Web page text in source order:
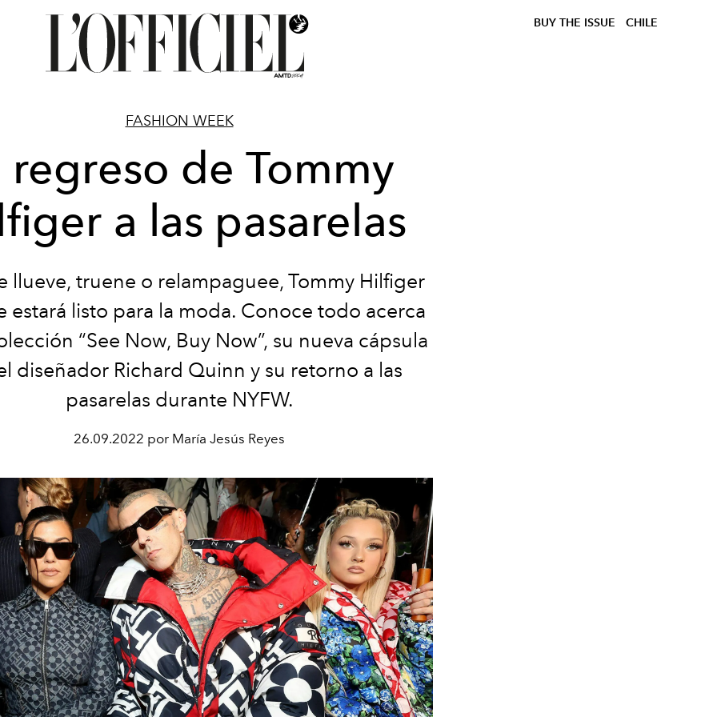
BUY THE ISSUE CHILE
FASHION WEEK
regreso de Tommy
a las pasarelas
llueve, truene o relampaguee, Tommy Hilfiger
estará listo para la moda. Conoce todo acerca
“See Now, Buy Now”, su nueva cápsula
diseñador Richard Quinn y su retorno a las
pasarelas durante NYFW.
26.09.2022 por María Jesús Reyes